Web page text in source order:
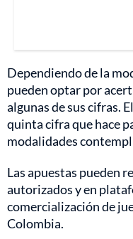
Dependiendo de la
pueden optar por
algunas de sus cifras.
quinta cifra que hace
modalidades
Las apuestas pueden
autorizados y en
comercialización de
Colombia.